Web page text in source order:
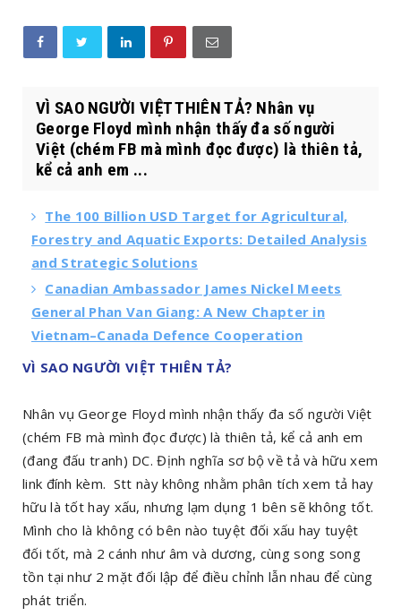
VÌ SAO NGƯỜI VIỆT THIÊN TẢ? Nhân vụ
George Floyd mình nhận thấy đa số người
Việt (chém FB mà mình đọc được) là thiên tả,
kể cả anh em ...
The 100 Billion USD Target for Agricultural,
Forestry and Aquatic Exports: Detailed Analysis
and Strategic Solutions
Canadian Ambassador James Nickel Meets
General Phan Van Giang: A New Chapter in
Vietnam–Canada Defence Cooperation
VÌ SAO NGƯỜI VIỆT THIÊN TẢ?
Nhân vụ George Floyd mình nhận thấy đa số người Việt
(chém FB mà mình đọc được) là thiên tả, kể cả anh em
(đang đấu tranh) DC. Định nghĩa sơ bộ về tả và hữu xem
link đính kèm. Stt này không nhằm phân tích xem tả hay
hữu là tốt hay xấu, nhưng lạm dụng 1 bên sẽ không tốt.
Mình cho là không có bên nào tuyệt đối xấu hay tuyệt
đối tốt, mà 2 cánh như âm và dương, cùng song song
tồn tại như 2 mặt đối lập để điều chỉnh lẫn nhau để cùng
phát triển.